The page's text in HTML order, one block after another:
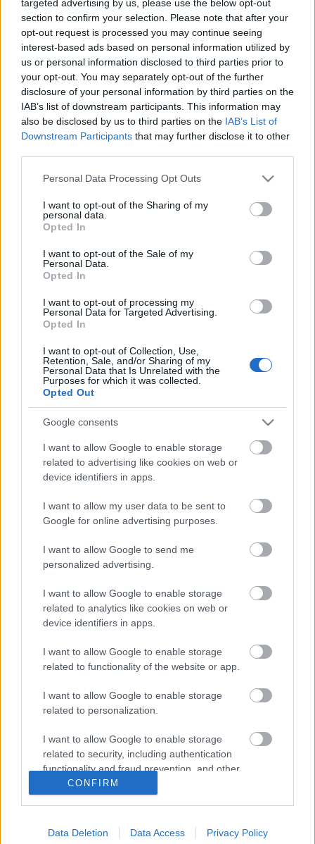
targeted advertising by us, please use the below opt-out
section to confirm your selection. Please note that after your
opt-out request is processed you may continue seeing
interest-based ads based on personal information utilized by
us or personal information disclosed to third parties prior to
your opt-out. You may separately opt-out of the further
disclosure of your personal information by third parties on the
IAB’s list of downstream participants. This information may
also be disclosed by us to third parties on the IAB’s List of
Downstream Participants that may further disclose it to other
Please note that this website/app uses one or more Google
not limited to your visit or usage behaviour. You may click to
grant or deny consent to Google and its third-party tags to
use your data for below specified purposes in below Google
consent section.
Personal Data Processing Opt Outs
I want to opt-out of the Sharing of my
personal data.
Opted In
I want to opt-out of the Sale of my
Personal Data.
Opted In
I want to opt-out of processing my
Personal Data for Targeted Advertising.
Opted In
I want to opt-out of Collection, Use,
Retention, Sale, and/or Sharing of my
Personal Data that Is Unrelated with the
Purposes for which it was collected.
Opted Out
Google consents
I want to allow Google to enable storage
related to advertising like cookies on web or
device identifiers in apps.
I want to allow my user data to be sent to
Google for online advertising purposes.
I want to allow Google to send me
personalized advertising.
I want to allow Google to enable storage
related to analytics like cookies on web or
device identifiers in apps.
I want to allow Google to enable storage
related to functionality of the website or app.
I want to allow Google to enable storage
related to personalization.
I want to allow Google to enable storage
related to security, including authentication
functionality and fraud prevention, and other
user protection.
CONFIRM
Data Deletion Data Access Privacy Policy
Európában, az amerikai változatra már a zenekar
képe került. Boldog voltál, Mariora? Nem, dehogy,
úgy néztem ki, mint egy főtt rák.
Más világ volt. Az ártatlanságot még lehetett
meztelen gyerekekkel ábrázolni, a zenekar meg
tisztelte annyira a fotós munkáját, hogy nem íratták
rá a képre nagy, sárga betűkkel a nevüket. A történet
szereplői szerencsére ma is élnek - leszámítva a fotós
Seidemannt. A két Eric is aktív, sőt Mariora Goschen
hatvanéves lesz jövőre. Ő az.
Címkék:Blind Faith Bob Seidemann
Ajánlott bejegyzések:
Szörnyű métely
Szerelmes egy zongorába
Újra és újra és újra